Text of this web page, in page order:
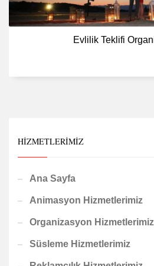
Evlilik Teklifi
HIZMETLERIMIZ
Ana Sayfa
Animasyon Hizmetlerimiz
Organizasyon Hizmetlerimiz
Süsleme Hizmetlerimiz